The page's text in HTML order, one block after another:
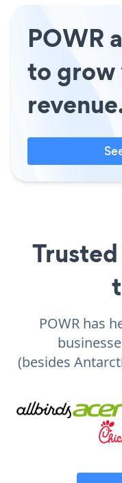
POWR
to grow
POWR has
(besides